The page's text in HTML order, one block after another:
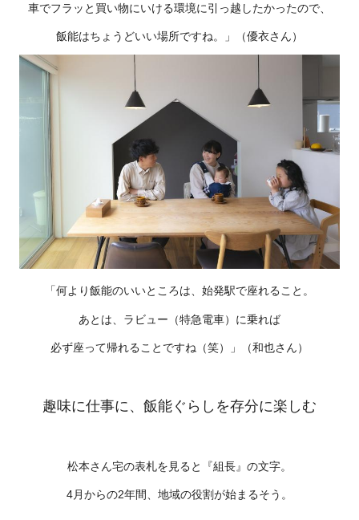
車でフラッと買い物にいける環境に引っ越したかったので、
飯能はちょうどいい場所ですね。」（優衣さん）
「何より飯能のいいところは、始発駅で座れること。
あとは、ラビュー（特急電車）に乗れば
必ず座って帰れることですね（笑）」（和也さん）
趣味に仕事に、飯能ぐらしを存分に楽しむ
松本さん宅の表札を見ると『組長』の文字。
4月からの2年間、地域の役割が始まるそう。